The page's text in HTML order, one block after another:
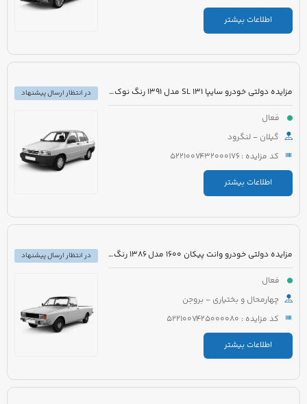
اطلاعات بیشتر
مزایده دولتی خودرو سایپا 131 SL مدل 1391 رنگ نوک مدادی متالیک
فعال
گیلان - لنگرود
کد مزایده : 5221007432000176
اطلاعات بیشتر
در انتظار ارسال پیشنهاد
مزایده دولتی خودرو وانت پیکان 1600 مدل 1386 رنگ سفید روغنی
فعال
چهارمحال و بختیاری - بروجن
کد مزایده : 5221007425000080
اطلاعات بیشتر
در انتظار ارسال پیشنهاد